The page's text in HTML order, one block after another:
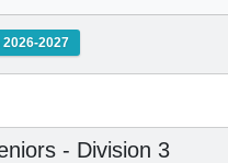
2026-2027
- Division 3